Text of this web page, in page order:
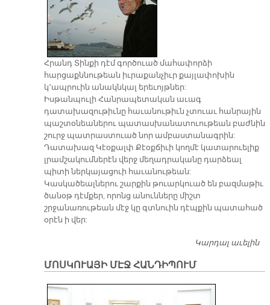
Հրանդ Տինքի դէմ գործուած մահափորձի
հարցաքննութեան իւրաքանչիւր քայլափոխին
կ՚ապրուին անակնկալ երեւոյթներ:
Իսթանպուլի Հանրապետական աւագ
դատախազութիւնը հաւանութիւն չտուաւ հանրային
պաշտօնեաներու պատասխանատուութեան բաժնին
շուրջ պատրաստուած նոր ամբաստանագրին:
Դատախազ Կէօքալփ Քէօքճիւի կողմէ կատարուելիք
լրամշակումներէն վերջ մեղադրականը դարձեալ
պիտի ներկայացուի հաւանութեան:
Կասկածեալներու շարքին թուարկուած են բազմաթիւ
ծանօթ դէմքեր, որոնց անունները միշտ
շրջանառութեան մէջ կը գտնուին դէպքին պատահած
օրէն ի վեր:
Կարդալ աւելին
ՄՈՍԿՈՒԱՅԻ ՄԷՋ ՀԱՆԴԻՊՈՒՄ